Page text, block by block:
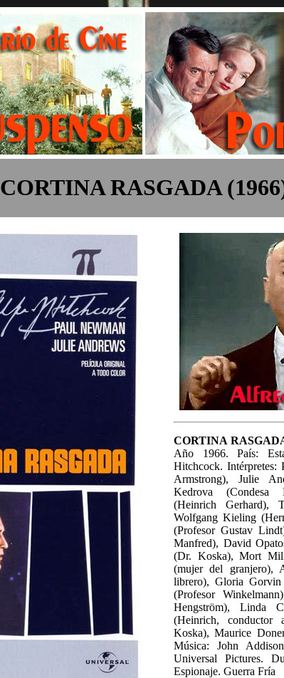
CORTINA RASGADA
CORTINA
Año 1966. País:
Hitchcock. Intérpretes:
Armstrong), Julie
Kedrova (Condesa
(Heinrich Gerhard),
Wolfgang Kieling
(Profesor Gustav
Manfred), David
(Dr. Koska), Mort
(mujer del granjero),
librero), Gloria
(Profesor
Hengström), Linda
(Heinrich, conductor
Koska), Maurice
Música: John
Universal Pictures.
Espionaje. Guerra Fría